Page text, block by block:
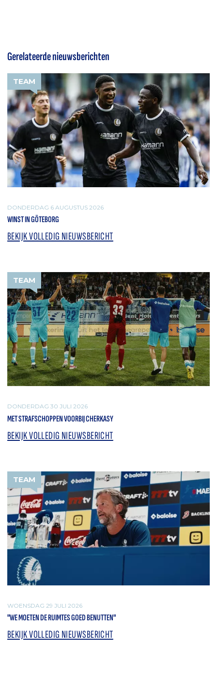
Gerelateerde nieuwsberichten
TEAM
DONDERDAG 6 AUGUSTUS 2026
WINST IN GÖTEBORG
BEKIJK VOLLEDIG NIEUWSBERICHT
TEAM
DONDERDAG 30 JULI 2026
MET STRAFSCHOPPEN VOORBIJ CHERKASY
BEKIJK VOLLEDIG NIEUWSBERICHT
TEAM
WOENSDAG 29 JULI 2026
"WE MOETEN DE RUIMTES GOED BENUTTEN"
BEKIJK VOLLEDIG NIEUWSBERICHT